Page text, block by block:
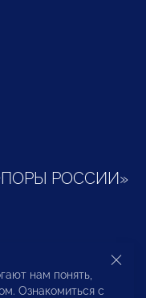
РОССИИ»
и
нам понять,
Ознакомиться с